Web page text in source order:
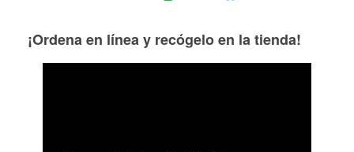
¡Ordena en línea y recógelo en la tienda!